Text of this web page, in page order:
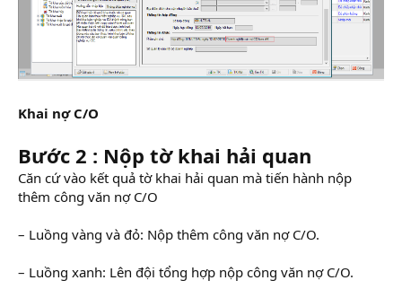
Khai nợ C/O
Bước 2 : Nộp tờ khai hải quan
Căn cứ vào kết quả tờ khai hải quan mà tiến hành nộp
thêm công văn nợ C/O
– Luồng vàng và đỏ: Nộp thêm công văn nợ C/O.
– Luồng xanh: Lên đội tổng hợp nộp công văn nợ C/O.